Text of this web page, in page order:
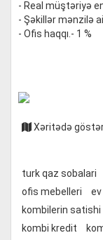
- Real müştəriyə
- Şəkillər mənzilə
- Ofis haqqı.- 1 %
Xəritədə
turk qaz sobalari
ofis mebelleri
kombilerin satishi
kombi kredit